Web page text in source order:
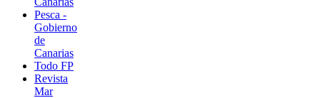
Pesca -
Gobierno
de
Canarias
Todo FP
Revista
Mar